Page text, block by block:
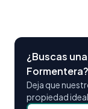
¿Buscas
Formentera?
Deja que
propiedad ideal